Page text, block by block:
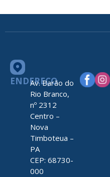
ENDEREÇO
Av. Barão do
Rio Branco,
nº 2312
Centro –
Nova
Timboteua –
PA
CEP: 68730-
000